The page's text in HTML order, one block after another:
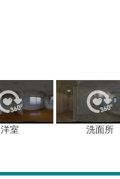
洋室 洗面所